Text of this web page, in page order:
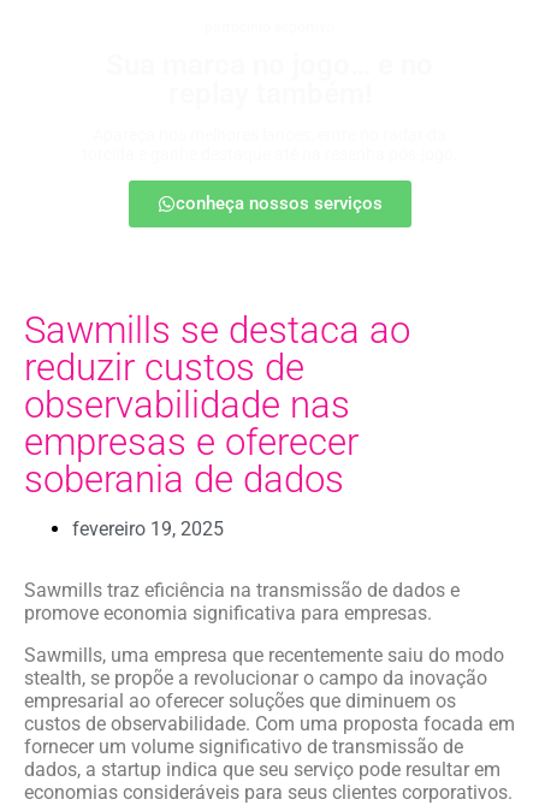
conheça nossos serviços
Sawmills se destaca ao
reduzir custos de
observabilidade nas
empresas e oferecer
soberania de dados
fevereiro 19, 2025
Sawmills traz eficiência na transmissão de dados e
promove economia significativa para empresas.
Sawmills, uma empresa que recentemente saiu do modo
stealth, se propõe a revolucionar o campo da inovação
empresarial ao oferecer soluções que diminuem os
custos de observabilidade. Com uma proposta focada em
fornecer um volume significativo de transmissão de
dados, a startup indica que seu serviço pode resultar em
economias consideráveis para seus clientes corporativos.